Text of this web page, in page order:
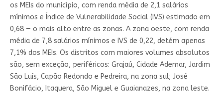
os MEIs do município, com renda média de 2,1 salários
mínimos e Índice de Vulnerabilidade Social (IVS) estimado em
0,68 — o mais alto entre as zonas. A zona oeste, com renda
média de 7,8 salários mínimos e IVS de 0,22, detém apenas
7,1% dos MEIs. Os distritos com maiores volumes absolutos
são, sem exceção, periféricos: Grajaú, Cidade Ademar, Jardim
São Luís, Capão Redondo e Pedreira, na zona sul; José
Bonifácio, Itaquera, São Miguel e Guaianazes, na zona leste.